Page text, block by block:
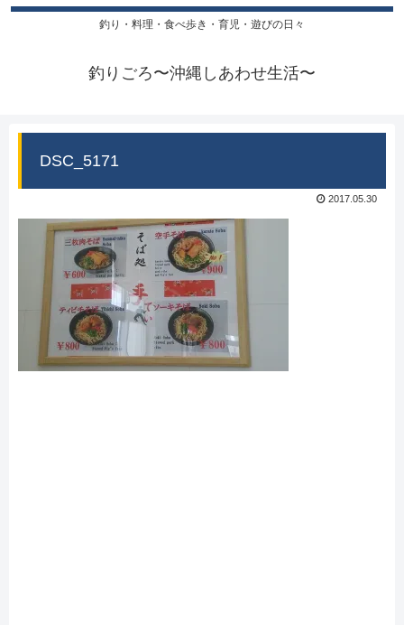
釣り・料理・食べ歩き・育児・遊びの日々
釣りごろ〜沖縄しあわせ生活〜
DSC_5171
2017.05.30